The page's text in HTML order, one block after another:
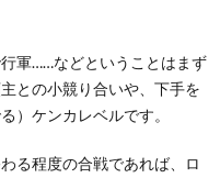
軍……などということはまず
との小競り合いや、下手を
）ケンカレベルです。
る程度の合戦であれば、ロ